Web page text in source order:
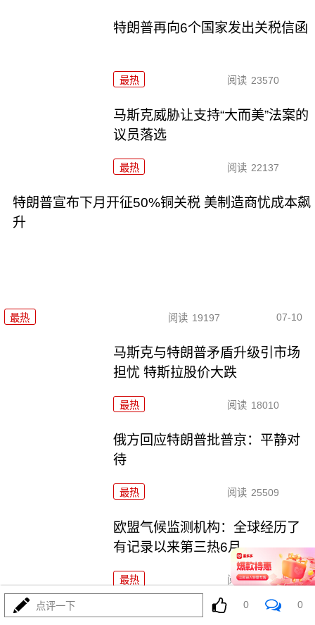
特朗普再向6个国家发出关税信函
最热 阅读 23570
马斯克威胁让支持“大而美”法案的
议员落选
最热 阅读 22137
特朗普宣布下月开征50%铜关税 美制造商忧成本飙
升
最热 阅读 19197 07-10
马斯克与特朗普矛盾升级引市场
担忧 特斯拉股价大跌
最热 阅读 18010
俄方回应特朗普批普京：平静对
待
最热 阅读 25509
欧盟气候监测机构：全球经历了
有记录以来第三热6月
最热 阅读 18406
乌克兰多地遭俄军袭击 至少4人
点评一下 0 0